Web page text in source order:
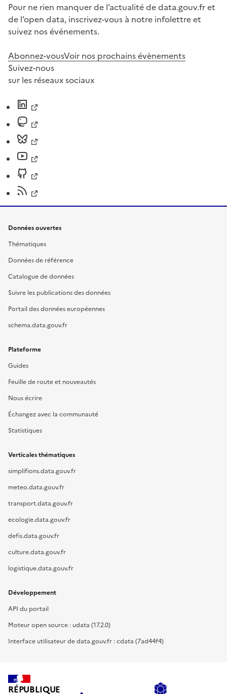
Pour ne rien manquer de l’actualité de data.gouv.fr et
de l’open data, inscrivez-vous à notre infolettre et
suivez nos événements.
Abonnez-vousVoir nos prochains évènements
Suivez-nous
sur les réseaux sociaux
Données ouvertes
Thématiques
Données de référence
Catalogue de données
Suivre les publications des données
Portail des données européennes
schema.data.gouv.fr
Plateforme
Guides
Feuille de route et nouveautés
Nous écrire
Échangez avec la communauté
Statistiques
Verticales thématiques
simplifions.data.gouv.fr
meteo.data.gouv.fr
transport.data.gouv.fr
ecologie.data.gouv.fr
defis.data.gouv.fr
culture.data.gouv.fr
logistique.data.gouv.fr
Développement
API du portail
Moteur open source : udata (17.2.0)
Interface utilisateur de data.gouv.fr : cdata (7ad44f4)
RÉPUBLIQUE